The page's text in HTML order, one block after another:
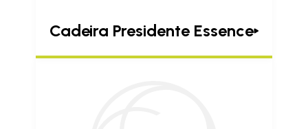
Cadeira Presidente Essence